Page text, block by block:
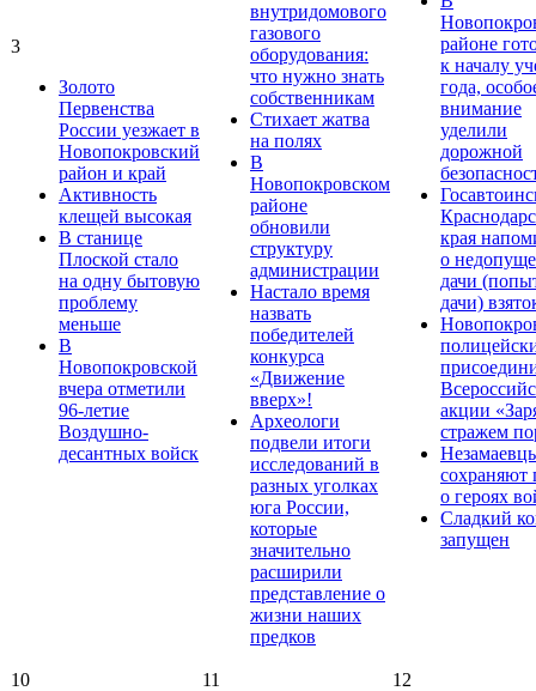
3
Золото
Первенства
России уезжает в
Новопокровский
район и край
Активность
клещей высокая
В станице
Плоской стало
на одну бытовую
проблему
меньше
В
Новопокровской
вчера отметили
96-летие
Воздушно-
десантных войск
внутридомового
газового
оборудования:
что нужно знать
собственникам
Стихает жатва
на полях
В
Новопокровском
районе
обновили
структуру
администрации
Настало время
назвать
победителей
конкурса
«Движение
вверх»!
Археологи
подвели итоги
исследований в
разных уголках
юга России,
которые
значительно
расширили
представление о
жизни наших
предков
районе
к началу
года,
внимание
уделили
дорожной
края
о
дачи
дачи)
акции
стражем
сохраняют
о героях
Сладкий
запущен
10 11
12